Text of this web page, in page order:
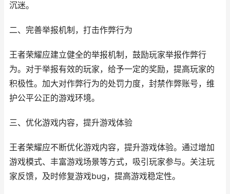
沉迷。
二、完善举报机制，打击作弊行为
王者荣耀应建立健全的举报机制，鼓励玩家举报作弊行
为。对于举报有效的玩家，给予一定的奖励，提高玩家的
积极性。加大对作弊行为的处罚力度，封禁作弊账号，维
护公平公正的游戏环境。
三、优化游戏内容，提升游戏体验
王者荣耀应不断优化游戏内容，提升游戏体验。通过增加
游戏模式、丰富游戏场景等方式，吸引玩家参与。关注玩
家反馈，及时修复游戏bug，提高游戏稳定性。